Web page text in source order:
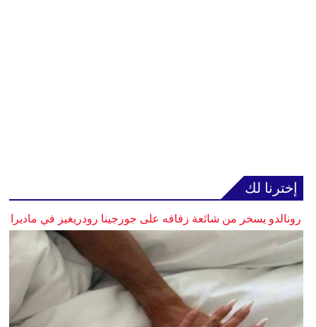
إخترنا لك
رونالدو يسخر من شائعة زفافه على جورجينا رودريغيز في ماديرا